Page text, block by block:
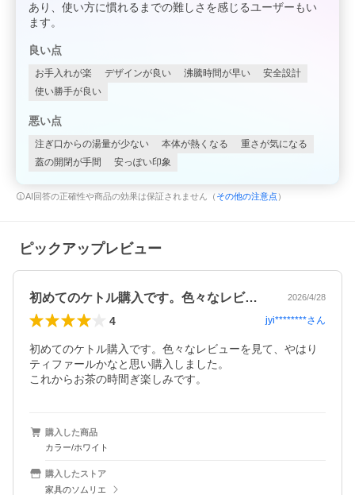
あり、使い方に慣れるまでの難しさを感じるユーザーもい
ます。
良い点
お手入れが楽 デザインが良い 沸騰時間が早い
安全設計
使い勝手が良い
悪い点
注ぎ口からの湯量が少ない 本体が熱くなる
重さが気になる
蓋の開閉が手間
安っぽい印象
AI回答の正確性や商品の効果は保証されません（ その他の注意点 ）
ピックアップレビュー
初めてのケトル購入です。色々なレビュー… 2026/4/28
4 jyi********さん
初めてのケトル購入です。色々なレビューを見て、やはり
ティファールかなと思い購入しました。
これからお茶の時間ぎ楽しみです。
購入した商品
カラー/ホワイト
購入したストア
家具のソムリエ